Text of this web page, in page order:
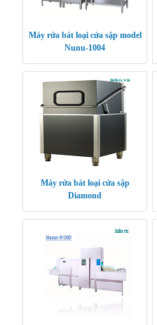
Máy rửa bát loại cửa sập model
Nunu-1004
Máy rửa bát loại cửa sập
Diamond